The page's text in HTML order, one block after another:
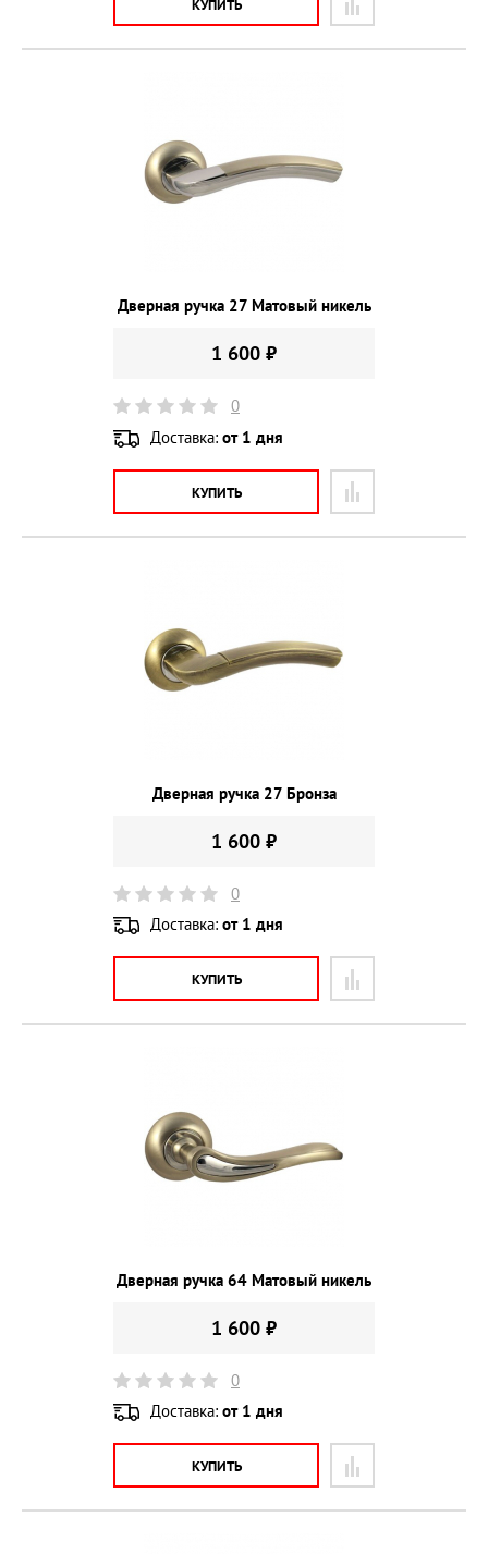
КУПИТЬ
Дверная ручка 27 Матовый никель
1 600 ₽
0
Доставка: от 1 дня
КУПИТЬ
Дверная ручка 27 Бронза
1 600 ₽
0
Доставка: от 1 дня
КУПИТЬ
Дверная ручка 64 Матовый никель
1 600 ₽
0
Доставка: от 1 дня
КУПИТЬ